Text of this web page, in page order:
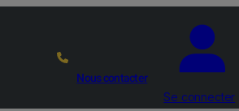
Nous contacter
Se connecter